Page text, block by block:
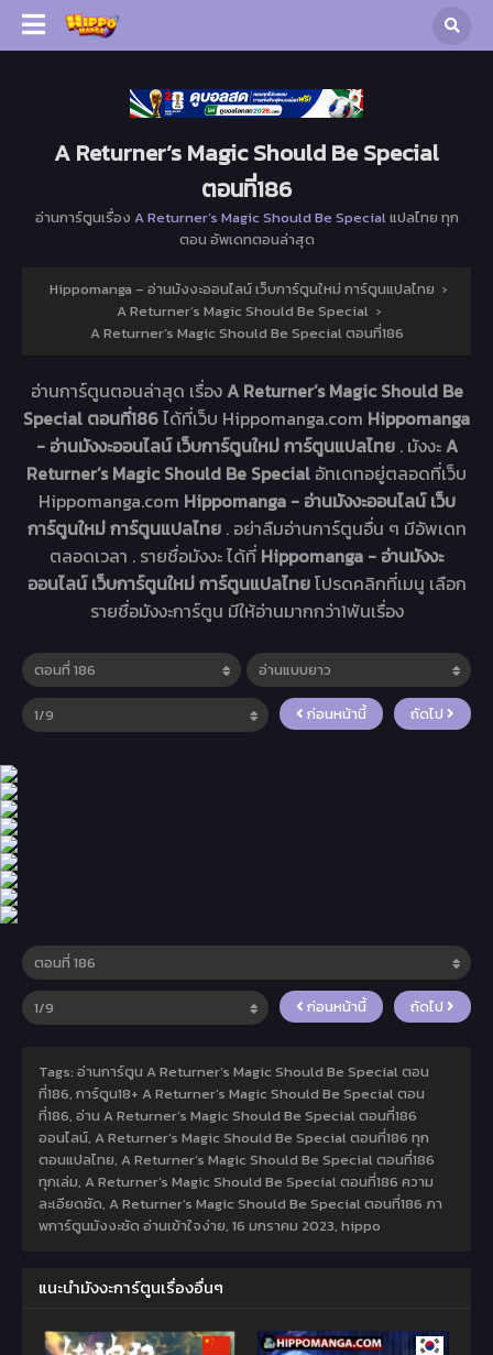
A Returner’s Magic Should Be Special
ตอนที่186
อ่านการ์ตูนเรื่อง A Returner’s Magic Should Be Specialแปลไทย ทุก
ตอน อัพเดทตอนล่าสุด
Hippomanga – อ่านมังงะออนไลน์ เว็บการ์ตูนใหม่ การ์ตูนแปลไทย ›
A Returner’s Magic Should Be Special ›
A Returner’s Magic Should Be Special ตอนที่186
อ่านการ์ตูนตอนล่าสุด เรื่องA Returner’s Magic Should Be
Special ตอนที่186ได้ที่เว็บ Hippomanga.com Hippomanga
- อ่านมังงะออนไลน์ เว็บการ์ตูนใหม่ การ์ตูนแปลไทย . มังงะA
Returner’s Magic Should Be Special อัทเดทอยู่ตลอดที่เว็บ
Hippomanga.com Hippomanga - อ่านมังงะออนไลน์ เว็บ
การ์ตูนใหม่ การ์ตูนแปลไทย . อย่าลืมอ่านการ์ตูนอื่น ๆ มีอัพเดท
ตลอดเวลา . รายชื่อมังงะ ได้ที่ Hippomanga - อ่านมังงะ
ออนไลน์ เว็บการ์ตูนใหม่ การ์ตูนแปลไทยโปรดคลิกที่เมนู เลือก
รายชื่อมังงะการ์ตูน มีให้อ่านมากกว่า1พันเรื่อง
ก่อนหน้านี้ ถัดไป
ก่อนหน้านี้ ถัดไป
Tags: อ่านการ์ตูน A Returner’s Magic Should Be Special ตอน
ที่186, การ์ตูน18+ A Returner’s Magic Should Be Special ตอน
ที่186, อ่าน A Returner’s Magic Should Be Special ตอนที่186
ออนไลน์, A Returner’s Magic Should Be Special ตอนที่186 ทุก
ตอนแปลไทย, A Returner’s Magic Should Be Special ตอนที่186
ทุกเล่ม, A Returner’s Magic Should Be Special ตอนที่186 ความ
ละเอียดชัด, A Returner’s Magic Should Be Special ตอนที่186 ภา
พการ์ตูนมังงะชัด อ่านเข้าใจง่าย, 16 มกราคม 2023, hippo
แนะนำมังงะการ์ตูนเรื่องอื่นๆ